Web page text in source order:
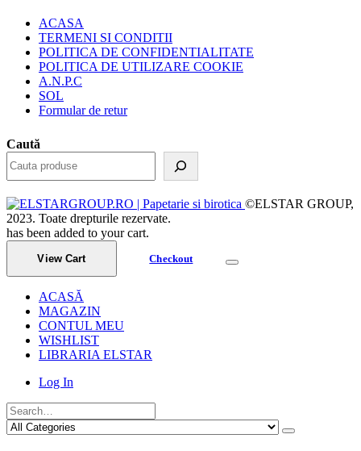
ACASA
TERMENI SI CONDITII
POLITICA DE CONFIDENTIALITATE
POLITICA DE UTILIZARE COOKIE
A.N.P.C
SOL
Formular de retur
Caută
©ELSTAR GROUP,
2023. Toate drepturile rezervate.
has been added to your cart.
View Cart Checkout
ACASĂ
MAGAZIN
CONTUL MEU
WISHLIST
LIBRARIA ELSTAR
Log In